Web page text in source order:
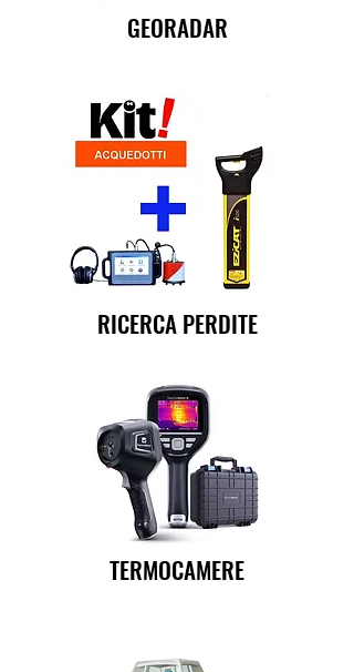
GEORADAR
RICERCA PERDITE
TERMOCAMERE